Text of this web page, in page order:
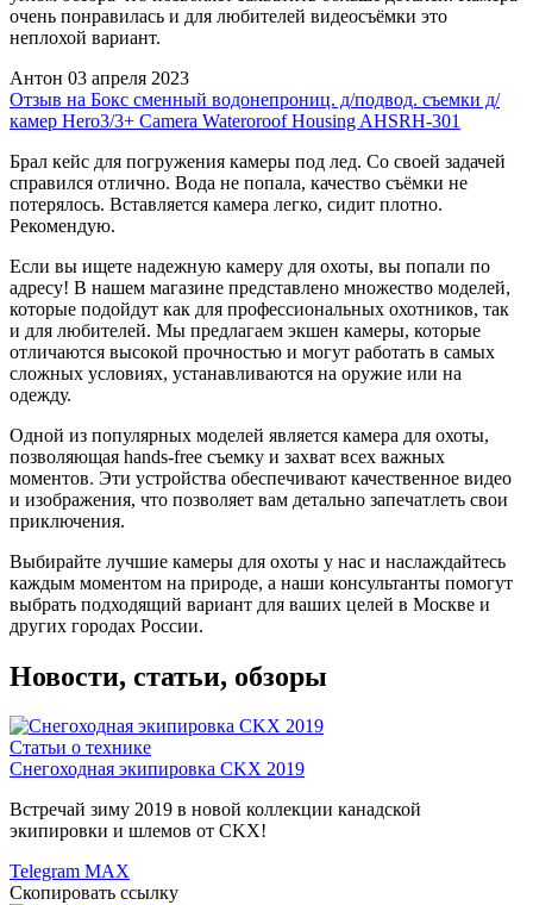
очень понравилась и для любителей видеосъёмки это
неплохой вариант.
Антон 03 апреля 2023
Отзыв на Бокс сменный водонепрониц. д/подвод. съемки д/
камер Hero3/3+ Camera Wateroroof Housing AHSRH-301
Брал кейс для погружения камеры под лед. Со своей задачей
справился отлично. Вода не попала, качество съёмки не
потерялось. Вставляется камера легко, сидит плотно.
Рекомендую.
Если вы ищете надежную камеру для охоты, вы попали по
адресу! В нашем магазине представлено множество моделей,
которые подойдут как для профессиональных охотников, так
и для любителей. Мы предлагаем экшен камеры, которые
отличаются высокой прочностью и могут работать в самых
сложных условиях, устанавливаются на оружие или на
одежду.
Одной из популярных моделей является камера для охоты,
позволяющая hands-free съемку и захват всех важных
моментов. Эти устройства обеспечивают качественное видео
и изображения, что позволяет вам детально запечатлеть свои
приключения.
Выбирайте лучшие камеры для охоты у нас и наслаждайтесь
каждым моментом на природе, а наши консультанты помогут
выбрать подходящий вариант для ваших целей в Москве и
других городах России.
Новости, статьи, обзоры
Статьи о технике
Снегоходная экипировка CKX 2019
Встречай зиму 2019 в новой коллекции канадской
экипировки и шлемов от CKX!
Telegram MAX
Скопировать ссылку